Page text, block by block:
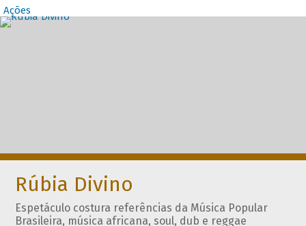
Ações
Destaques
Rúbia Divino
Espetáculo costura referências da Música Popular
Brasileira, música africana, soul, dub e reggae